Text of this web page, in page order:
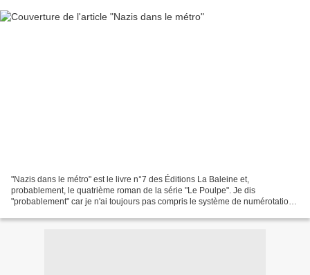
"Nazis dans le métro" est le livre n°7 des Éditions La Baleine et,
probablement, le quatrième roman de la série "Le Poulpe". Je dis
"probablement" car je n'ai toujours pas compris le système de numérotation